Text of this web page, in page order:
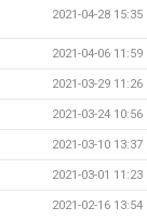
2021-04-28 15:35
2021-04-06 11:59
2021-03-29 11:26
2021-03-24 10:56
2021-03-10 13:37
2021-03-01 11:23
2021-02-16 13:54